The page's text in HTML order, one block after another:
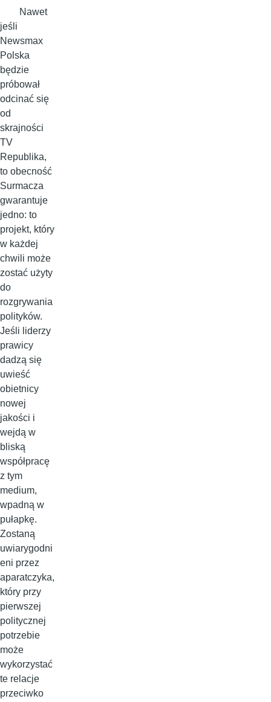
Nawet
jeśli
Newsmax
Polska
będzie
próbował
odcinać się
od
skrajności
TV
Republika,
to obecność
Surmacza
gwarantuje
jedno: to
projekt, który
w każdej
chwili może
zostać użyty
do
rozgrywania
polityków.
Jeśli liderzy
prawicy
dadzą się
uwieść
obietnicy
nowej
jakości i
wejdą w
bliską
współpracę
z tym
medium,
wpadną w
pułapkę.
Zostaną
uwiarygodni
eni przez
aparatczyka,
który przy
pierwszej
politycznej
potrzebie
może
wykorzystać
te relacje
przeciwko